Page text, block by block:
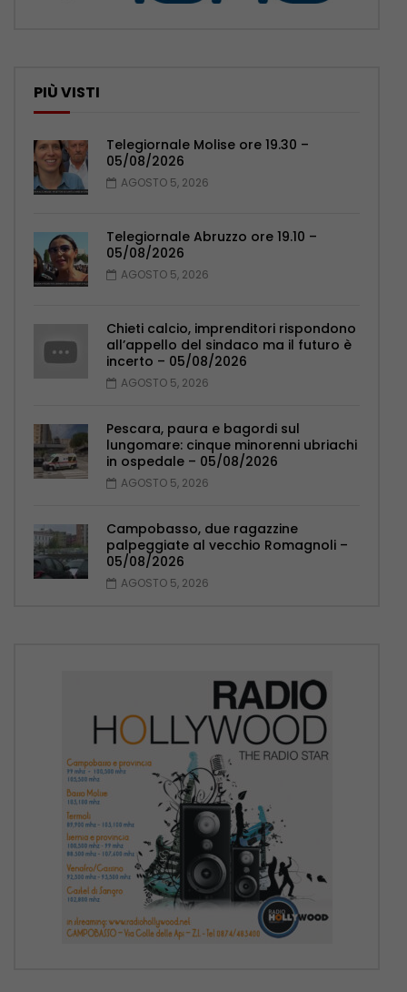
PIÙ VISTI
Telegiornale Molise ore 19.30 –
05/08/2026
AGOSTO 5, 2026
Telegiornale Abruzzo ore 19.10 –
05/08/2026
AGOSTO 5, 2026
Chieti calcio, imprenditori rispondono
all’appello del sindaco ma il futuro è
incerto – 05/08/2026
AGOSTO 5, 2026
Pescara, paura e bagordi sul
lungomare: cinque minorenni ubriachi
in ospedale – 05/08/2026
AGOSTO 5, 2026
Campobasso, due ragazzine
palpeggiate al vecchio Romagnoli –
05/08/2026
AGOSTO 5, 2026